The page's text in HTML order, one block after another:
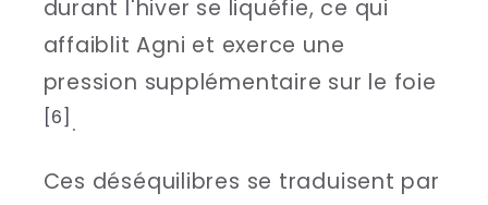
durant l'hiver se liquéfie, ce qui
affaiblit Agni et exerce une
pression supplémentaire sur le foie
[6] .
Ces déséquilibres se traduisent par